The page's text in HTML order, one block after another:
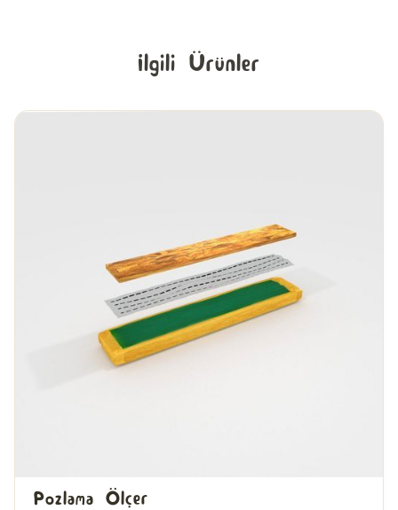
İlgili Ürünler
Pozlama Ölçer